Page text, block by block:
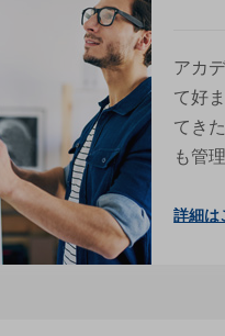
アカ
て好
てき
も管
詳細は